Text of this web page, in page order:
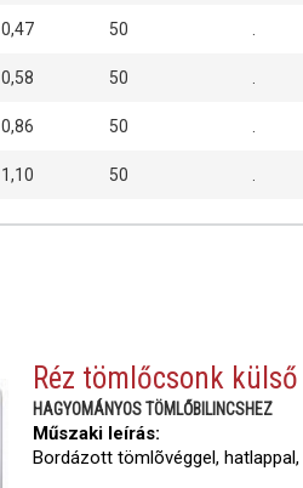
0,47 50
0,58 50
0,86 50
1,10 50
Réz tömlőcsonk
HAGYOMÁNYOS TÖMLŐBILINCSHEZ
Műszaki leírás:
Bordázott tömlõvéggel,